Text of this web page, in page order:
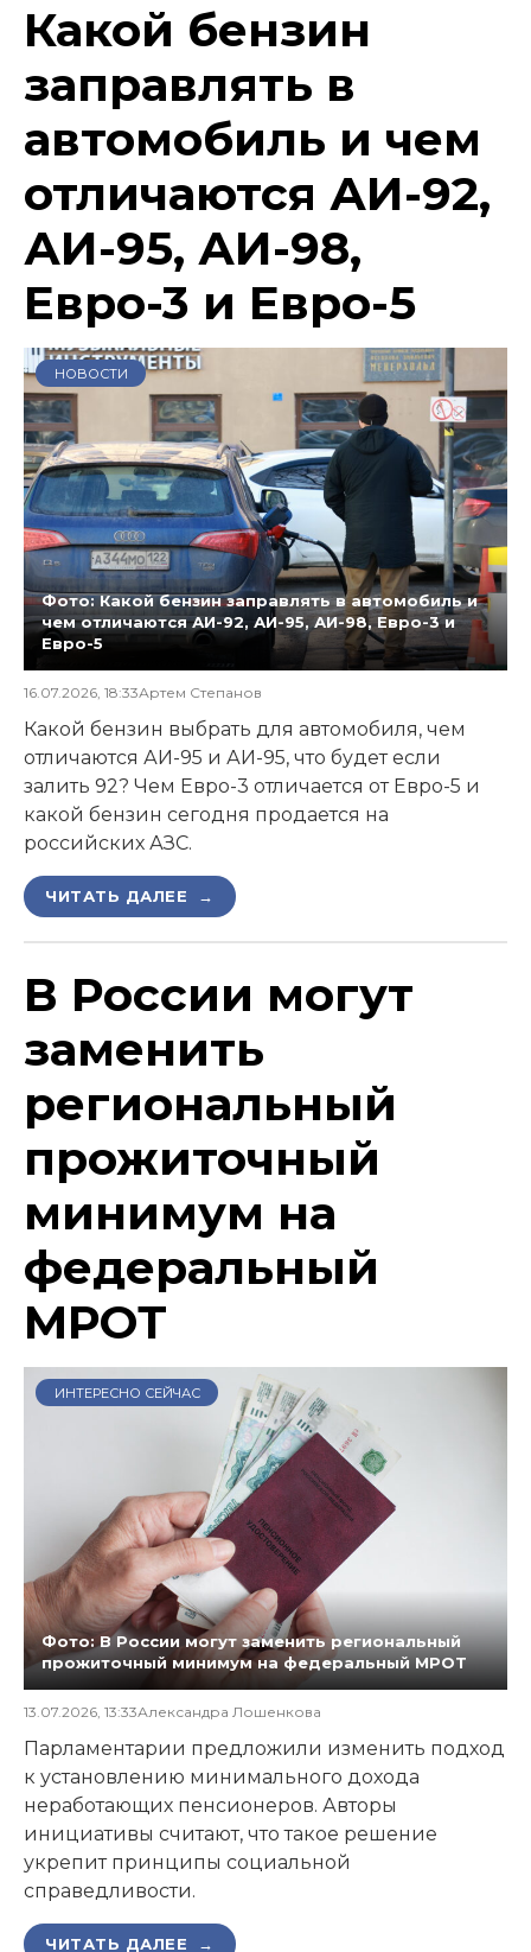
Какой бензин
заправлять в
автомобиль и чем
отличаются АИ-92,
АИ-95, АИ-98,
Евро-3 и Евро-5
НОВОСТИ
Фото: Какой бензин заправлять в автомобиль и
чем отличаются АИ-92, АИ-95, АИ-98, Евро-3 и
Евро-5
16.07.2026, 18:33Артем Степанов
Какой бензин выбрать для автомобиля, чем
отличаются АИ-95 и АИ-95, что будет если
залить 92? Чем Евро-3 отличается от Евро-5 и
какой бензин сегодня продается на
российских АЗС.
ЧИТАТЬ ДАЛЕЕ →
В России могут
заменить
региональный
прожиточный
минимум на
федеральный
МРОТ
ИНТЕРЕСНО СЕЙЧАС
Фото: В России могут заменить региональный
прожиточный минимум на федеральный МРОТ
13.07.2026, 13:33Александра Лошенкова
Парламентарии предложили изменить подход
к установлению минимального дохода
неработающих пенсионеров. Авторы
инициативы считают, что такое решение
укрепит принципы социальной
справедливости.
ЧИТАТЬ ДАЛЕЕ →